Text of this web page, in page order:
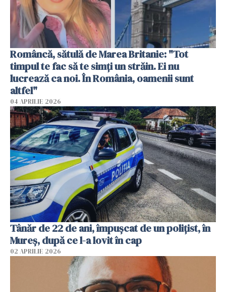
Româncă, sătulă de Marea Britanie: "Tot
timpul te fac să te simți un străin. Ei nu
lucrează ca noi. În România, oamenii sunt
altfel"
04 APRILIE 2026
Tânăr de 22 de ani, împușcat de un polițist, în
Mureș, după ce l-a lovit în cap
02 APRILIE 2026